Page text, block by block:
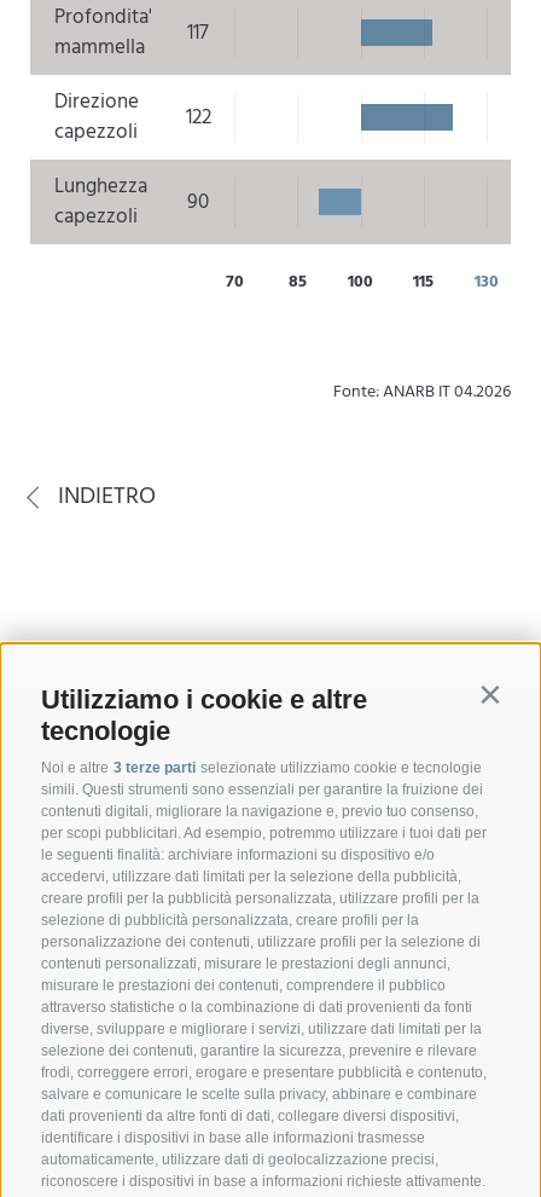
Utilizziamo i cookie e altre
tecnologie
Noi e altre 3 terze parti selezionate utilizziamo cookie e tecnologie
simili. Questi strumenti sono essenziali per garantire la fruizione dei
contenuti digitali, migliorare la navigazione e, previo tuo consenso,
per scopi pubblicitari. Ad esempio, potremmo utilizzare i tuoi dati per
le seguenti finalità: archiviare informazioni su dispositivo e/o
accedervi, utilizzare dati limitati per la selezione della pubblicità,
creare profili per la pubblicità personalizzata, utilizzare profili per la
selezione di pubblicità personalizzata, creare profili per la
personalizzazione dei contenuti, utilizzare profili per la selezione di
contenuti personalizzati, misurare le prestazioni degli annunci,
misurare le prestazioni dei contenuti, comprendere il pubblico
attraverso statistiche o la combinazione di dati provenienti da fonti
diverse, sviluppare e migliorare i servizi, utilizzare dati limitati per la
selezione dei contenuti, garantire la sicurezza, prevenire e rilevare
frodi, correggere errori, erogare e presentare pubblicità e contenuto,
salvare e comunicare le scelte sulla privacy, abbinare e combinare
dati provenienti da altre fonti di dati, collegare diversi dispositivi,
identificare i dispositivi in base alle informazioni trasmesse
automaticamente, utilizzare dati di geolocalizzazione precisi,
riconoscere i dispositivi in base a informazioni richieste attivamente.
Profondita'
mammella
117
Direzione
capezzoli
122
Lunghezza
capezzoli
90
70 85 100 115 130
Fonte: ANARB IT 04.2026
INDIETRO
CONTATTO
Federazione Prov.le Allevatori Trento
Via delle Bettine, 40 - 38121 Trento
Tel.:+39 0461 432111
info@superbrown.it